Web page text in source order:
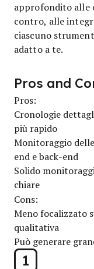
approfondito alle
contro, alle
ciascuno
adatto a te.
1
Pros and
Pros:
Cronologie
più rapido
Monitoraggio
end e back-end
Solido
chiare
Cons:
Meno focalizzato
qualitativa
Può generare